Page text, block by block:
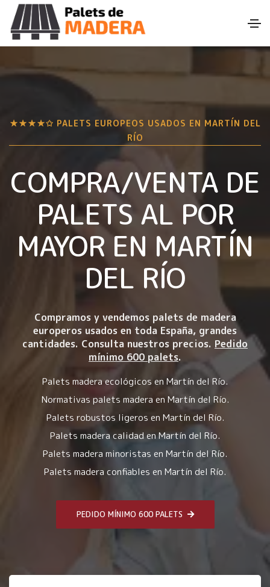
★★★★✩ PALETS EUROPEOS USADOS EN MARTÍN DEL
RÍO
COMPRA/VENTA DE
PALETS AL POR
MAYOR EN MARTÍN
DEL RÍO
Compramos y vendemos palets de madera
europeros usados en toda España, grandes
cantidades. Consulta nuestros precios. Pedido
mínimo 600 palets.
Palets madera ecológicos en Martín del Río.
Normativas palets madera en Martín del Río.
Palets robustos ligeros en Martín del Río.
Palets madera calidad en Martín del Río.
Palets madera minoristas en Martín del Río.
Palets madera confiables en Martín del Río.
PEDIDO MÍNIMO 600 PALETS